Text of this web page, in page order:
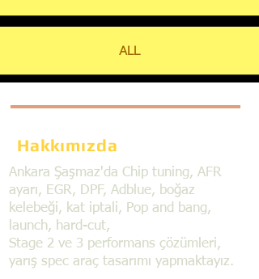
ALL
Hakkımızda
Ankara Şaşmaz'da Chip tuning, AFR
ayarı, EGR, DPF, Adblue, boğaz
kelebeği, kat iptali, Pop and bang,
launch, hard-cut,
Stage 2 ve 3 performans çözümleri,
yarış spec araç tasarımı yapmaktayız.